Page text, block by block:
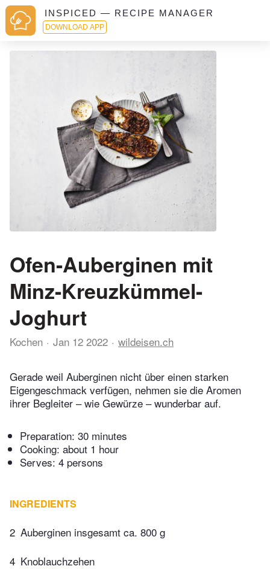
INSPICED — RECIPE MANAGER
DOWNLOAD APP
Ofen-Auberginen mit
Minz-Kreuzkümmel-
Joghurt
Kochen Jan 12 2022 wildeisen.ch
Gerade weil Auberginen nicht über einen starken
Eigengeschmack verfügen, nehmen sie die Aromen
ihrer Begleiter – wie Gewürze – wunderbar auf.
Preparation: 30 minutes
Cooking: about 1 hour
Serves: 4 persons
INGREDIENTS
2 Auberginen insgesamt ca. 800 g
4 Knoblauchzehen